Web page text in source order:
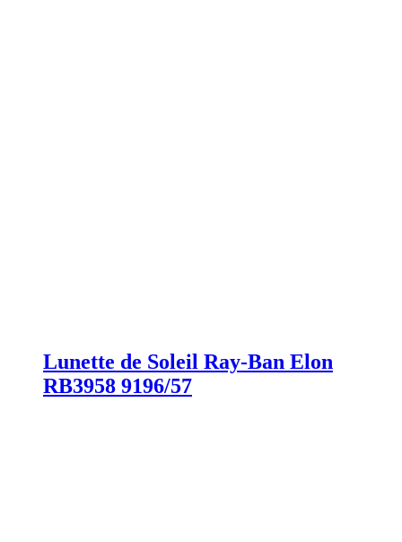
Lunette de Soleil Ray-Ban Elon
RB3958 9196/57